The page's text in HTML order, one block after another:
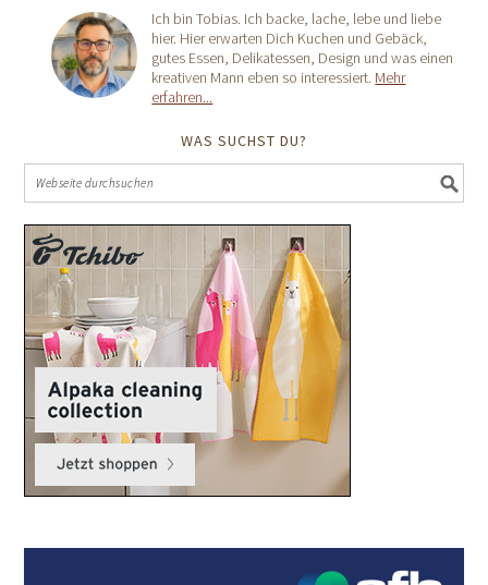
Ich bin Tobias. Ich backe, lache, lebe und liebe
hier. Hier erwarten Dich Kuchen und Gebäck,
gutes Essen, Delikatessen, Design und was einen
kreativen Mann eben so interessiert. Mehr
erfahren...
WAS SUCHST DU?